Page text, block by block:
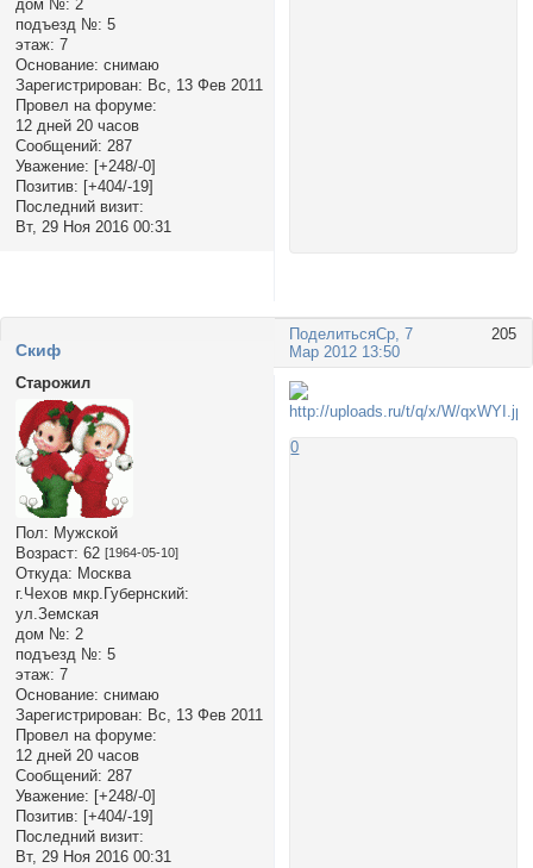
дом №: 2
подъезд №: 5
этаж: 7
Основание: снимаю
Зарегистрирован: Вс, 13 Фев 2011
Провел на форуме:
12 дней 20 часов
Сообщений: 287
Уважение: [+248/-0]
Позитив: [+404/-19]
Последний визит:
Вт, 29 Ноя 2016 00:31
Поделиться 205
Ср, 7
Мар 2012 13:50
Cкиф
Старожил
Пол: Мужской
Возраст: 62 [1964-05-10]
Откуда: Москва
г.Чехов мкр.Губернский:
ул.Земская
дом №: 2
подъезд №: 5
этаж: 7
Основание: снимаю
Зарегистрирован: Вс, 13 Фев 2011
Провел на форуме:
12 дней 20 часов
Сообщений: 287
Уважение: [+248/-0]
Позитив: [+404/-19]
Последний визит:
Вт, 29 Ноя 2016 00:31
0